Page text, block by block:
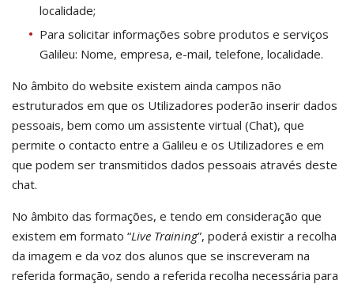
localidade;
Para solicitar informações sobre produtos e serviços
Galileu: Nome, empresa, e-mail, telefone, localidade.
No âmbito do website existem ainda campos não
estruturados em que os Utilizadores poderão inserir dados
pessoais, bem como um assistente virtual (Chat), que
permite o contacto entre a Galileu e os Utilizadores e em
que podem ser transmitidos dados pessoais através deste
chat.
No âmbito das formações, e tendo em consideração que
existem em formato “Live Training”, poderá existir a recolha
da imagem e da voz dos alunos que se inscreveram na
referida formação, sendo a referida recolha necessária para